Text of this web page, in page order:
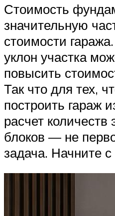
Стоимость
значительную
стоимости
уклон участка
повысить
Так что для тех,
построить гараж
расчет количеств
блоков — не
задача. Начните